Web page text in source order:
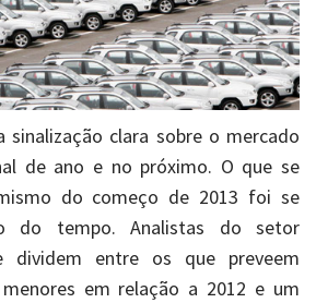
clara sobre o mercado
de ano e no próximo. O que se
do começo de 2013 foi se
do tempo. Analistas do setor
dividem entre os que preveem
em relação a 2012 e um